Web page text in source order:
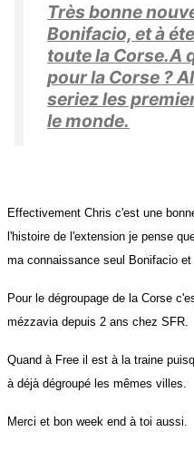
Très bonne
Bonifacio, et à
toute la Corse.A
pour la Corse ?
seriez les
le monde.
Effectivement Chris c'est une
l'histoire de l'extension je pense
ma connaissance seul Bonifacio
Pour le dégroupage de la Corse
mézzavia depuis 2 ans chez SFR.
Quand à Free il est à la traine
à déjà dégroupé les mêmes villes.
Merci et bon week end à toi aussi.